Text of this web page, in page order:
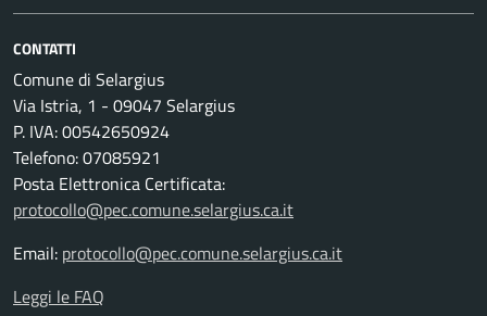
CONTATTI
Comune di Selargius
Via Istria, 1 - 09047 Selargius
P. IVA: 00542650924
Telefono: 07085921
Posta Elettronica Certificata:
protocollo@pec.comune.selargius.ca.it
Email: protocollo@pec.comune.selargius.ca.it
Leggi le FAQ